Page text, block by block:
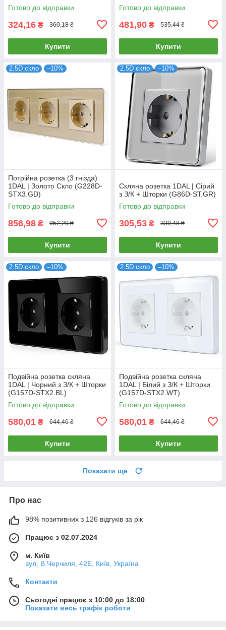
Готово до відправки
324,16 ₴ 360,18 ₴
Купити
Готово до відправки
481,90 ₴ 535,44 ₴
Купити
2.5D скло –10%
Потрійна розетка (3 гнізда)
1DAL | Золото Скло (G228D-
STX3.GD)
Готово до відправки
856,98 ₴ 952,20 ₴
Купити
2.5D скло –10%
Скляна розетка 1DAL | Сірий
з З/К + Шторки (G86D-ST.GR)
Готово до відправки
305,53 ₴ 339,48 ₴
Купити
2.5D скло –10%
Подвійна розетка скляна
1DAL | Чорний з З/К + Шторки
(G157D-STX2.BL)
Готово до відправки
580,01 ₴ 644,46 ₴
Купити
2.5D скло –10%
Подвійна розетка скляна
1DAL | Білий з З/К + Шторки
(G157D-STX2.WT)
Готово до відправки
580,01 ₴ 644,46 ₴
Купити
Показати ще
Про нас
98% позитивних з 126 відгуків за рік
Працює з 02.07.2024
м. Київ
вул. В.Черчиля, 42Е, Київ, Україна
Контакти
Сьогодні працює з 10:00 до 18:00
Показати весь графік роботи